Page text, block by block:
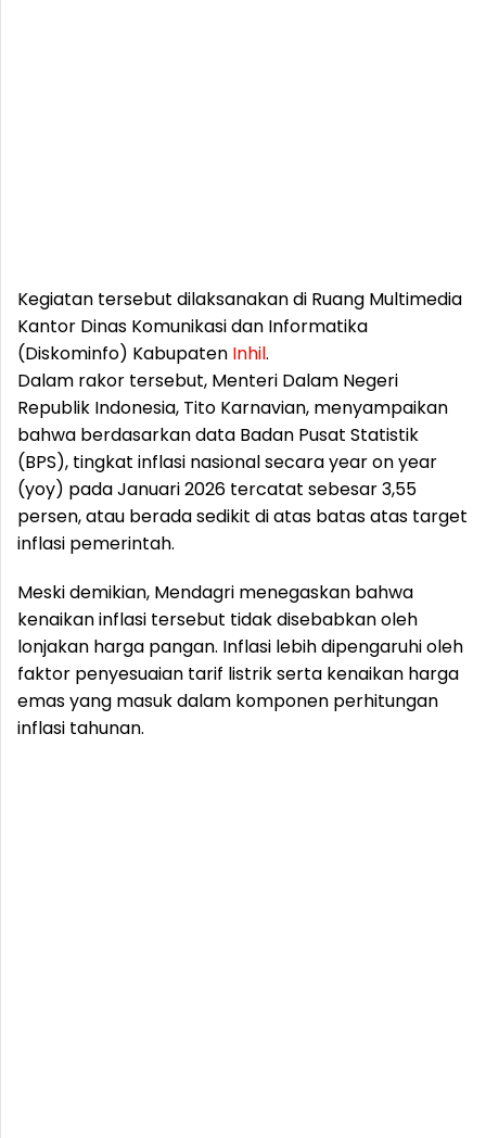
Kegiatan tersebut dilaksanakan di Ruang Multimedia
Kantor Dinas Komunikasi dan Informatika
(Diskominfo) Kabupaten Inhil.
Dalam rakor tersebut, Menteri Dalam Negeri
Republik Indonesia, Tito Karnavian, menyampaikan
bahwa berdasarkan data Badan Pusat Statistik
(BPS), tingkat inflasi nasional secara year on year
(yoy) pada Januari 2026 tercatat sebesar 3,55
persen, atau berada sedikit di atas batas atas target
inflasi pemerintah.
Meski demikian, Mendagri menegaskan bahwa
kenaikan inflasi tersebut tidak disebabkan oleh
lonjakan harga pangan. Inflasi lebih dipengaruhi oleh
faktor penyesuaian tarif listrik serta kenaikan harga
emas yang masuk dalam komponen perhitungan
inflasi tahunan.